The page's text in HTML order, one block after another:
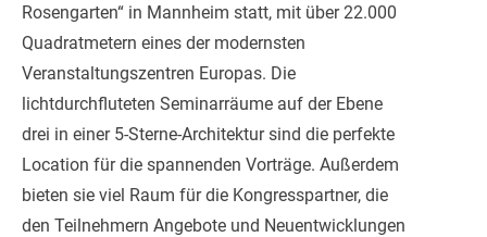
Rosengarten“ in Mannheim statt, mit über 22.000
Quadratmetern eines der modernsten
Veranstaltungszentren Europas. Die
lichtdurchfluteten Seminarräume auf der Ebene
drei in einer 5-Sterne-Architektur sind die perfekte
Location für die spannenden Vorträge. Außerdem
bieten sie viel Raum für die Kongresspartner, die
den Teilnehmern Angebote und Neuentwicklungen